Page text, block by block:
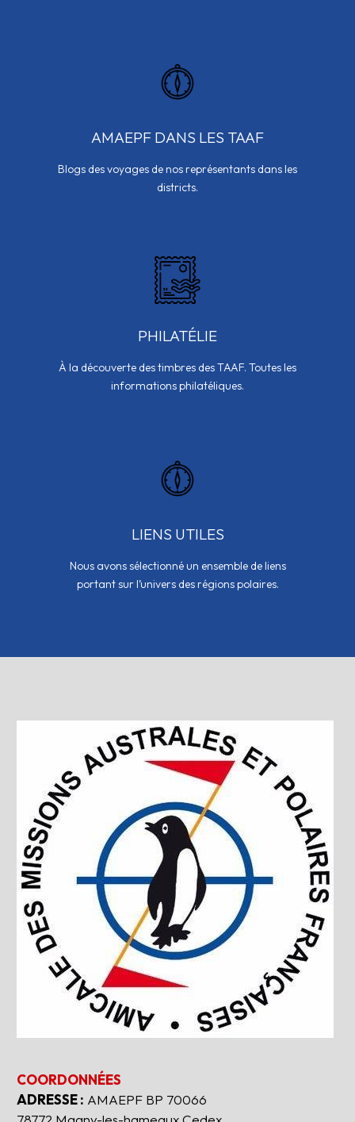
AMAEPF DANS LES TAAF
Blogs des voyages de nos représentants dans les
districts.
PHILATÉLIE
À la découverte des timbres des TAAF. Toutes les
informations philatéliques.
LIENS UTILES
Nous avons sélectionné un ensemble de liens
portant sur l’univers des régions polaires.
COORDONNÉES
ADRESSE : AMAEPF BP 70066